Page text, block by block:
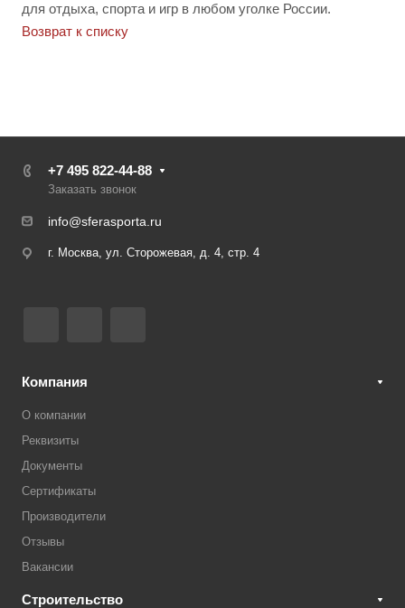
для отдыха, спорта и игр в любом уголке России.
Возврат к списку
+7 495 822-44-88
Заказать звонок
info@sferasporta.ru
г. Москва, ул. Сторожевая, д. 4, стр. 4
Компания
О компании
Реквизиты
Документы
Сертификаты
Производители
Отзывы
Вакансии
Строительство